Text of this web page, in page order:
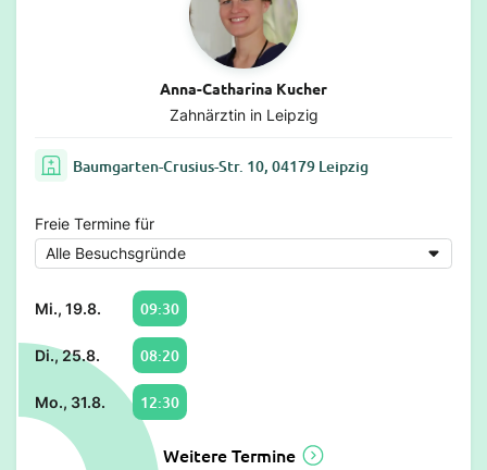
Anna-Catharina Kucher
Zahnärztin in Leipzig
Baumgarten-Crusius-Str. 10, 04179 Leipzig
Freie Termine für
Mi., 19.8. 09:30
Di., 25.8. 08:20
Mo., 31.8. 12:30
Weitere Termine